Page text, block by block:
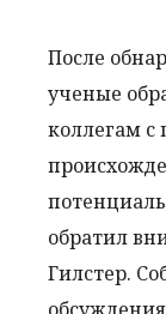
После
ученые
коллегам с
обратил
Гилстер.